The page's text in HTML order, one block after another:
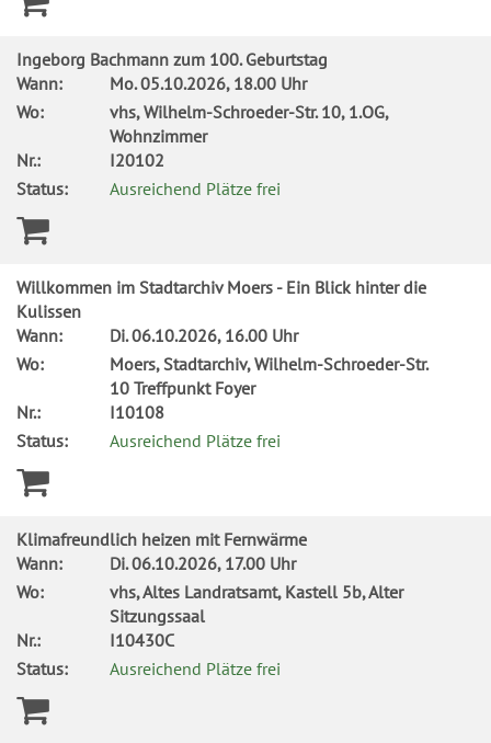
Ingeborg Bachmann zum 100. Geburtstag
Wann:
Mo.05.10.2026, 18.00 Uhr
Wo:
vhs, Wilhelm-Schroeder-Str. 10, 1.OG,
Wohnzimmer
Nr.:
I20102
Status:
Ausreichend Plätze frei
Willkommen im Stadtarchiv Moers - Ein Blick hinter die
Kulissen
Wann:
Di.06.10.2026, 16.00 Uhr
Wo:
Moers, Stadtarchiv, Wilhelm-Schroeder-Str.
10 Treffpunkt Foyer
Nr.:
I10108
Status:
Ausreichend Plätze frei
Klimafreundlich heizen mit Fernwärme
Wann:
Di.06.10.2026, 17.00 Uhr
Wo:
vhs, Altes Landratsamt, Kastell 5b, Alter
Sitzungssaal
Nr.:
I10430C
Status:
Ausreichend Plätze frei